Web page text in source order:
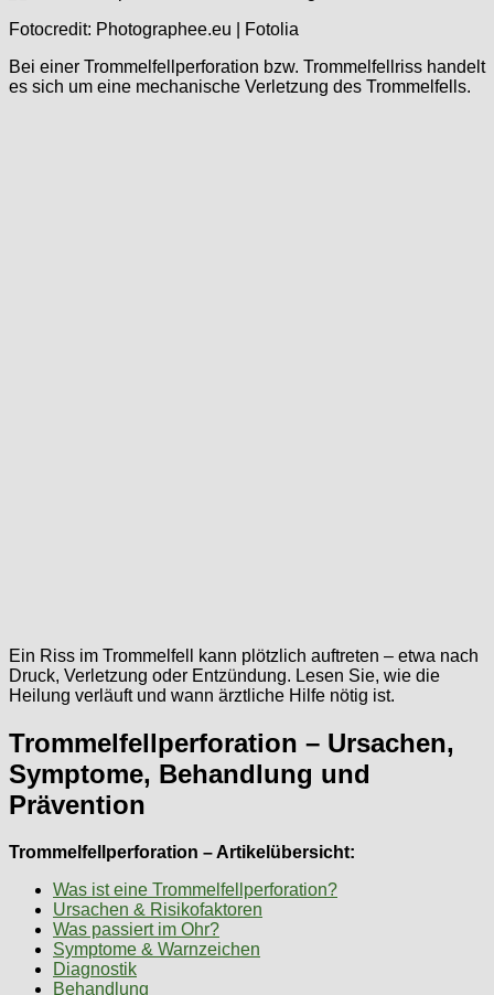
Fotocredit: Photographee.eu | Fotolia
Bei einer Trommelfellperforation bzw. Trommelfellriss handelt
es sich um eine mechanische Verletzung des Trommelfells.
Ein Riss im Trommelfell kann plötzlich auftreten – etwa nach
Druck, Verletzung oder Entzündung. Lesen Sie, wie die
Heilung verläuft und wann ärztliche Hilfe nötig ist.
Trommelfellperforation – Ursachen,
Symptome, Behandlung und
Prävention
Trommelfellperforation – Artikelübersicht:
Was ist eine Trommelfellperforation?
Ursachen & Risikofaktoren
Was passiert im Ohr?
Symptome & Warnzeichen
Diagnostik
Behandlung